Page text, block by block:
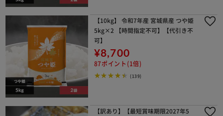
【10kg】 令和7年産 宮城県産 つや姫
5kg×2 【時間指定不可】【代引き不
可】
¥8,700
87ポイント(1倍)
(139)
【訳あり】【最短賞味期限2027年5